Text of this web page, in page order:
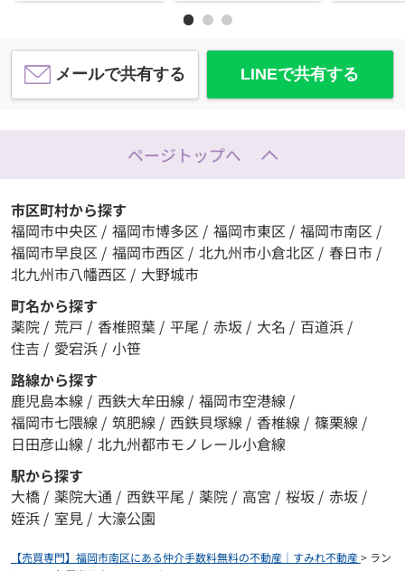
メールで共有する LINEで共有する
ページトップへ
市区町村から探す
福岡市中央区 / 福岡市博多区 / 福岡市東区 / 福岡市南区 /
福岡市早良区 / 福岡市西区 / 北九州市小倉北区 / 春日市 /
北九州市八幡西区 / 大野城市
町名から探す
薬院 / 荒戸 / 香椎照葉 / 平尾 / 赤坂 / 大名 / 百道浜 /
住吉 / 愛宕浜 / 小笹
路線から探す
鹿児島本線 / 西鉄大牟田線 / 福岡市空港線 /
福岡市七隈線 / 筑肥線 / 西鉄貝塚線 / 香椎線 / 篠栗線 /
日田彦山線 / 北九州都市モノレール小倉線
駅から探す
大橋 / 薬院大通 / 西鉄平尾 / 薬院 / 高宮 / 桜坂 / 赤坂 /
姪浜 / 室見 / 大濠公園
【売買専門】福岡市南区にある仲介手数料無料の不動産｜すみれ不動産> ラン